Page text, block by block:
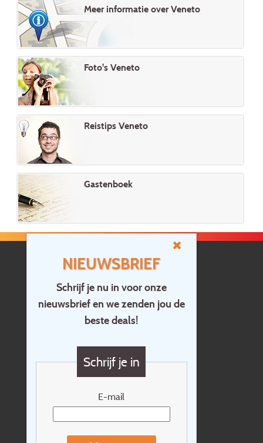
NIEUWSBRIEF
Schrijf je nu in voor onze
nieuwsbrief en we zenden jou de
beste deals!
Schrijf je in
E-mail
Meer informatie over Veneto
Foto's Veneto
Reistips Veneto
Gastenboek
Home
Contact
Vragen?
Cadeaubon
Nieuwsbrief
Reisvoorwaarden